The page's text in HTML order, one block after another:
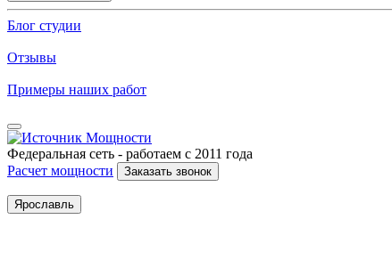
Блог студии
Отзывы
Примеры наших работ
Федеральная сеть - работаем с 2011 года
Расчет мощности
Заказать звонок
Ярославль